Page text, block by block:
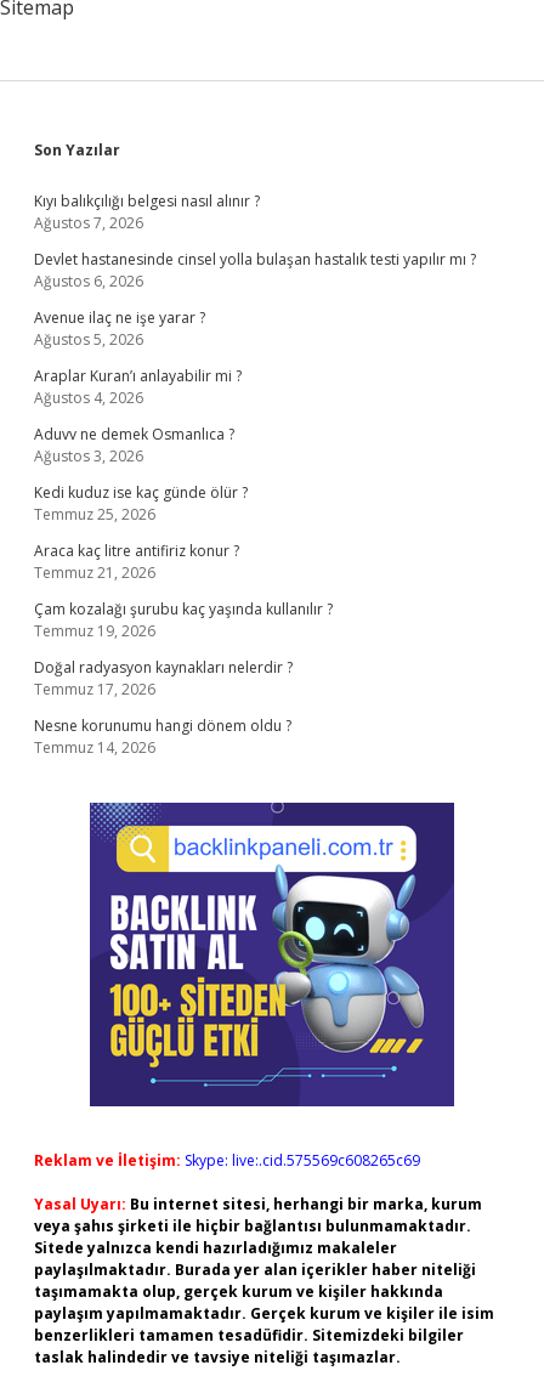
Sitemap
Sidebar
Son Yazılar
Kıyı balıkçılığı belgesi nasıl alınır ?
Ağustos 7, 2026
Devlet hastanesinde cinsel yolla bulaşan hastalık testi yapılır mı ?
Ağustos 6, 2026
Avenue ilaç ne işe yarar ?
Ağustos 5, 2026
Araplar Kuran’ı anlayabilir mi ?
Ağustos 4, 2026
Aduvv ne demek Osmanlıca ?
Ağustos 3, 2026
Kedi kuduz ise kaç günde ölür ?
Temmuz 25, 2026
Araca kaç litre antifiriz konur ?
Temmuz 21, 2026
Çam kozalağı şurubu kaç yaşında kullanılır ?
Temmuz 19, 2026
Doğal radyasyon kaynakları nelerdir ?
Temmuz 17, 2026
Nesne korunumu hangi dönem oldu ?
Temmuz 14, 2026
Reklam ve İletişim: Skype: live:.cid.575569c608265c69
Yasal Uyarı: Bu internet sitesi, herhangi bir marka, kurum
veya şahıs şirketi ile hiçbir bağlantısı bulunmamaktadır.
Sitede yalnızca kendi hazırladığımız makaleler
paylaşılmaktadır. Burada yer alan içerikler haber niteliği
taşımamakta olup, gerçek kurum ve kişiler hakkında
paylaşım yapılmamaktadır. Gerçek kurum ve kişiler ile isim
benzerlikleri tamamen tesadüfidir. Sitemizdeki bilgiler
taslak halindedir ve tavsiye niteliği taşımazlar.